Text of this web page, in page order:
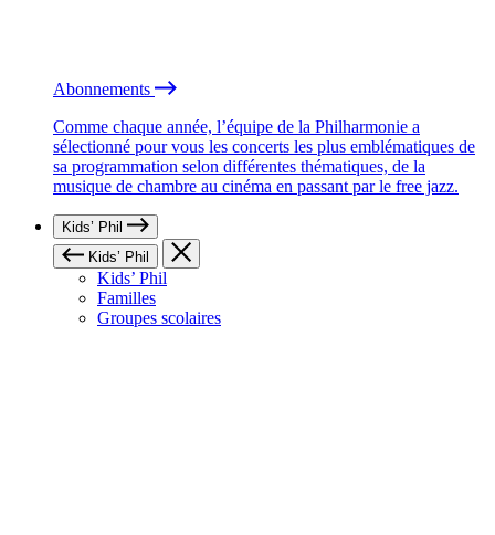
Abonnements
Comme chaque année, l’équipe de la Philharmonie a
sélectionné pour vous les concerts les plus emblématiques de
sa programmation selon différentes thématiques, de la
musique de chambre au cinéma en passant par le free jazz.
Kids’ Phil
Kids’ Phil
Kids’ Phil
Familles
Groupes scolaires